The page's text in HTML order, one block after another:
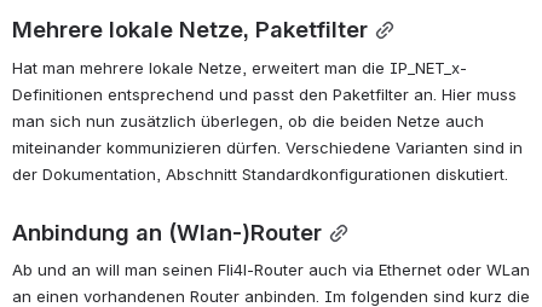
Mehrere lokale Netze, Paketfilter
Hat man mehrere lokale Netze, erweitert man die IP_NET_x-
Definitionen entsprechend und passt den Paketfilter an. Hier muss
man sich nun zusätzlich überlegen, ob die beiden Netze auch
miteinander kommunizieren dürfen. Verschiedene Varianten sind in
der Dokumentation, Abschnitt Standardkonfigurationen diskutiert.
Anbindung an (Wlan-)Router
Ab und an will man seinen Fli4l-Router auch via Ethernet oder WLan
an einen vorhandenen Router anbinden. Im folgenden sind kurz die